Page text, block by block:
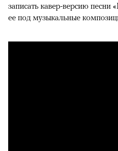
записать кавер-версию песни
ее под музыкальные